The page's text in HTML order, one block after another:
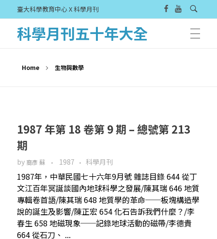
臺大科學教育中心 X 科學月刊
科學月刊五十年大全
Home 生物與數學
1987 年第 18 卷第 9 期 – 總號第 213
期
by 裔彥 蘇 1987 科學月刊
1987年，中華民國七十六年9月號 雜誌目錄 644 從丁
文江百年冥誕談國內地球科學之發展/陳其瑞 646 地質
專輯卷首語/陳其瑞 648 地質學的革命──板塊構造學
說的誕生及影響/陳正宏 654 化石告訴我們什麼？/李
春生 658 地磁現象──記錄地球活動的磁帶/李德貴
664 從石刀、 ...